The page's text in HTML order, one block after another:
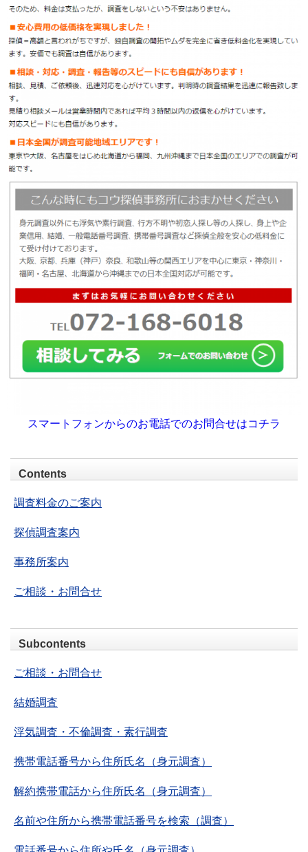
スマートフォンからのお電話でのお問合せはコチラ
Contents
調査料金のご案内
探偵調査案内
事務所案内
ご相談・お問合せ
Subcontents
ご相談・お問合せ
結婚調査
浮気調査・不倫調査・素行調査
携帯電話番号から住所氏名（身元調査）
解約携帯電話から住所氏名（身元調査）
名前や住所から携帯電話番号を検索（調査）